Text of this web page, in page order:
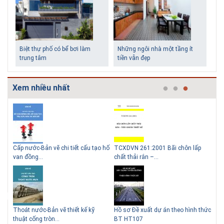
Biệt thự phố có bể bơi làm
trung tâm
Những ngôi nhà một tầng ít
tiền vẫn đẹp
Lý do nên sử dụng gạch block
để xây nhà
Thiết kế nhà siêu nhỏ độc đáo
Xem nhiều nhất
Cấp nước-Bản vẽ chi tiết cấu tạo hố
van đồng...
Thoát nước-Bản vẽ thiết kế kỹ
thuật cống tròn...
TCXDVN 261:2001 Bãi chôn lấp
chất thải rắn –...
Hồ sơ Đề xuất dự án theo hình thức
BT HT107